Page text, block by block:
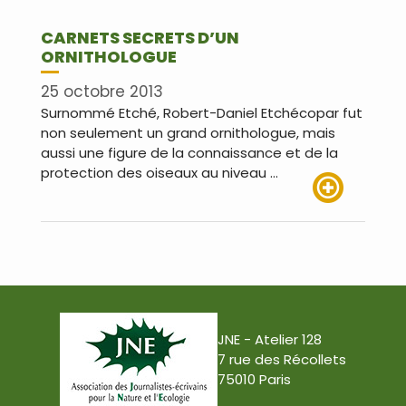
CARNETS SECRETS D’UN
ORNITHOLOGUE
25 octobre 2013
Surnommé Etché, Robert-Daniel Etchécopar fut
non seulement un grand ornithologue, mais
aussi une figure de la connaissance et de la
protection des oiseaux au niveau …
JNE - Atelier 128
7 rue des Récollets
75010 Paris